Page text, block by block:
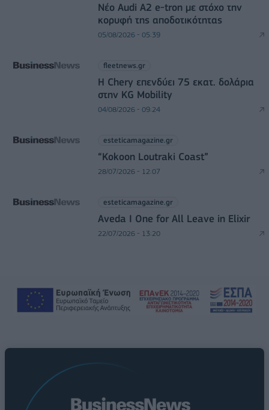
Νέο Audi A2 e-tron με στόχο την
κορυφή της αποδοτικότητας
05/08/2026 - 05:39
fleetnews.gr
Η Chery επενδύει 75 εκατ. δολάρια
στην KG Mobility
04/08/2026 - 09:24
esteticamagazine.gr
“Kokoon Loutraki Coast”
28/07/2026 - 12:07
esteticamagazine.gr
Aveda I One for All Leave in Elixir
22/07/2026 - 13:20